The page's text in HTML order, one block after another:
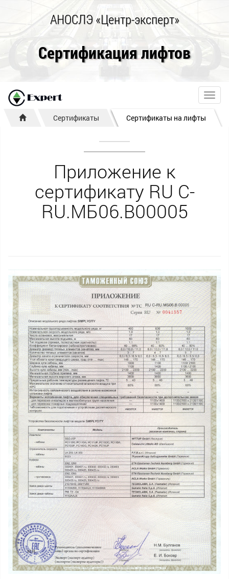
АНОСЛЭ «Центр-эксперт»
Сертификация лифтов
Сертификаты Сертификаты на лифты
Приложение к
сертификату RU C-
RU.МБ06.В00005